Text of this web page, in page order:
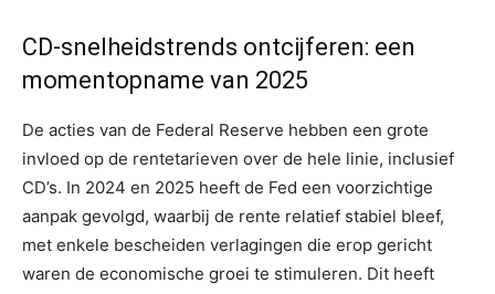
CD-snelheidstrends ontcijferen: een
momentopname van 2025
De acties van de Federal Reserve hebben een grote
invloed op de rentetarieven over de hele linie, inclusief
CD’s. In 2024 en 2025 heeft de Fed een voorzichtige
aanpak gevolgd, waarbij de rente relatief stabiel bleef,
met enkele bescheiden verlagingen die erop gericht
waren de economische groei te stimuleren. Dit heeft